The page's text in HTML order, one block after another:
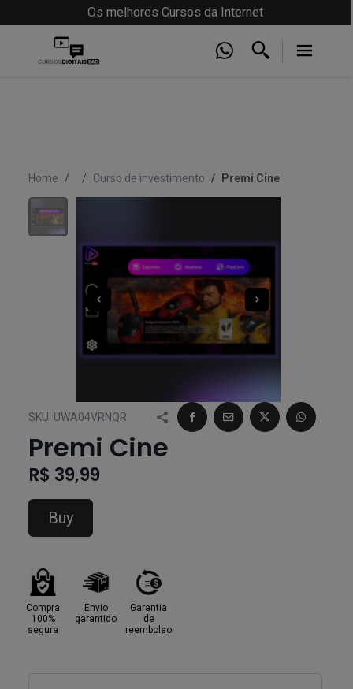
Os melhores Cursos da Internet
Home Curso de investimento Premi Cine
SKU: UWA04VRNQR
Premi Cine
R$ 39,99
Buy
Compra
100%
segura
Envio
garantido
Garantia
de
reembolso